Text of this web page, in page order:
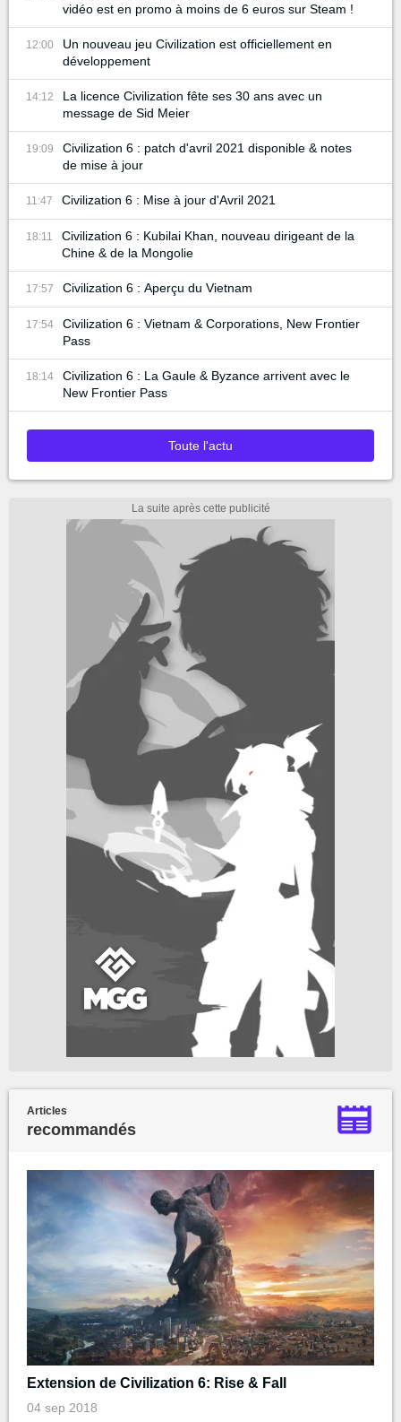
vidéo est en promo à moins de 6 euros sur Steam !
12:00
Un nouveau jeu Civilization est officiellement en
développement
14:12
La licence Civilization fête ses 30 ans avec un
message de Sid Meier
19:09
Civilization 6 : patch d'avril 2021 disponible & notes
de mise à jour
11:47 Civilization 6 : Mise à jour d'Avril 2021
18:11
Civilization 6 : Kubilai Khan, nouveau dirigeant de la
Chine & de la Mongolie
17:57 Civilization 6 : Aperçu du Vietnam
17:54
Civilization 6 : Vietnam & Corporations, New Frontier
Pass
18:14
Civilization 6 : La Gaule & Byzance arrivent avec le
New Frontier Pass
Toute l'actu
Articles
recommandés
Extension de Civilization 6: Rise & Fall
04 sep 2018